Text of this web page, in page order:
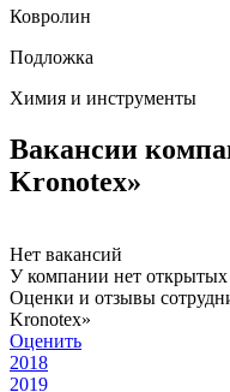
Ковролин
Подложка
Химия и инструменты
Вакансии
Kronotex»
Нет вакансий
У компании нет открытых
Оценки и отзывы
Kronotex»
Оценить
2018
2019